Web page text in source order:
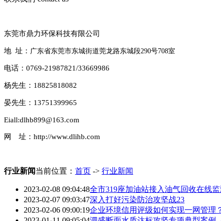
东莞市鼎力环保科技有限公司
地 址： 广东省东莞市东城街道莞龙路东城段290号708室
电话：0769-21987821/33669986
杨先生：18825818082
晏先生：13751399965
Eiall:dlhb899@163.com
网 址：http://www.dlihb.com
行业新闻当前位置： 首页 -> 行业新闻
2023-02-08 09:04:48全市319座加油站接入油气回收在线
2023-02-07 09:03:47深入打好污染防治攻坚战23
2023-02-06 09:00:19企业环境信用评级如何实现一网管理